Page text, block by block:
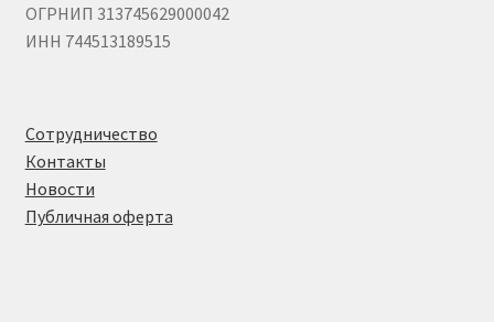
ОГРНИП 313745629000042
ИНН 744513189515
Сотрудничество
Контакты
Новости
Публичная оферта